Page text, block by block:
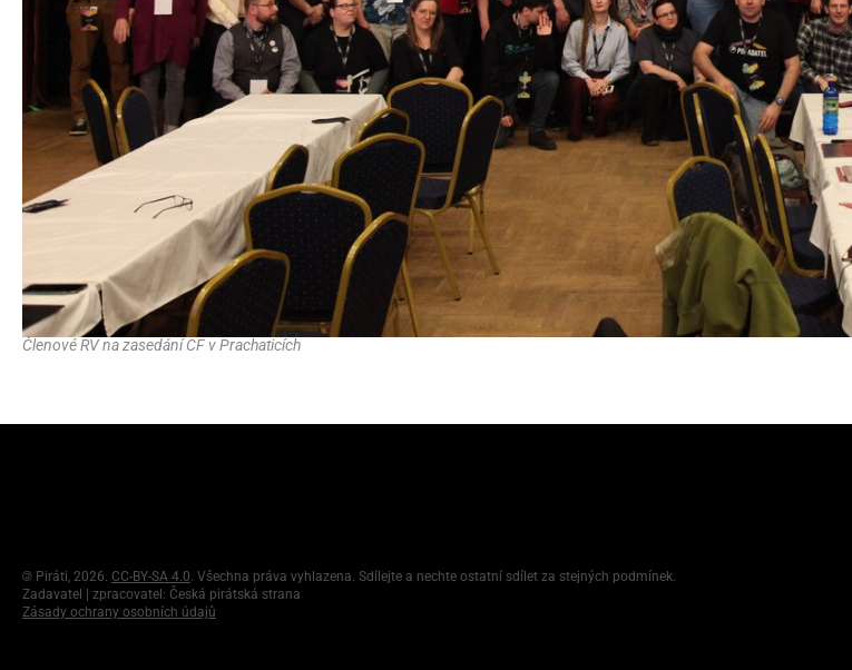
Členové RV na zasedání CF v Prachaticích
© Piráti, 2026. CC-BY-SA 4.0. Všechna práva vyhlazena. Sdílejte a nechte ostatní sdílet za stejných podmínek.
Zadavatel | zpracovatel: Česká pirátská strana
Zásady ochrany osobních údajů